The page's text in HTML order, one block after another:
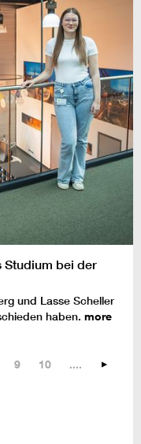
Studium bei der
und Lasse Scheller
haben. more
9 10 ....